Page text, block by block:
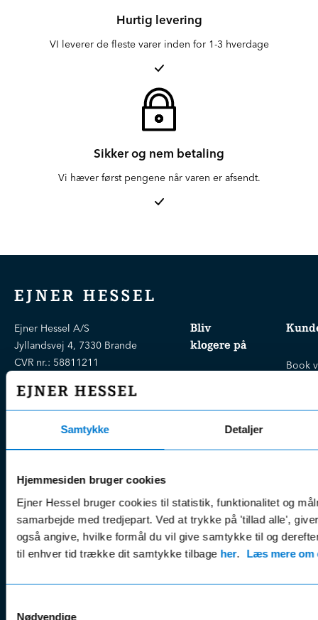
Samtykke Detaljer
Hjemmesiden bruger cookies
Ejner Hessel bruger cookies til statistik, funktionalitet og
samarbejde med tredjepart. Ved at trykke på 'tillad alle',
også angive, hvilke formål du vil give samtykke til og
til enhver tid trække dit samtykke tilbage her. Læs mere om
Nødvendige
Hurtig levering
VI leverer de fleste varer inden for 1-3 hverdage
Sikker og nem betaling
Vi hæver først pengene når varen er afsendt.
EJNER HESSEL
Ejner Hessel A/S
Jyllandsvej 4, 7330 Brande
CVR nr.: 58811211
E-mail:info@hessel.dk
Åbningstider
Man - Fre:
07.30 - 17.30
Sikker betaling
Bliv
klogere på
Fordels- &
Kampagner
& nyheder
Leasing &
finansiering
Book